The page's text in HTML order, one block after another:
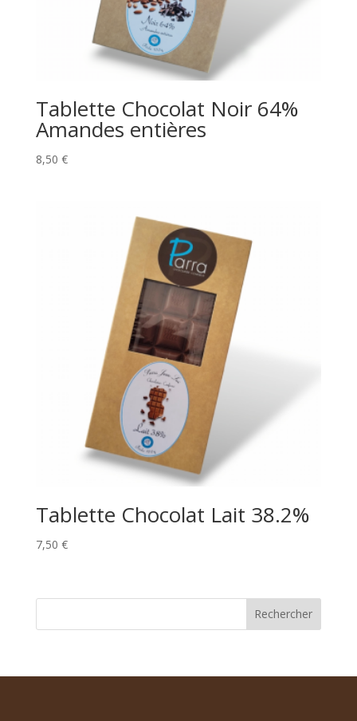
Tablette Chocolat Noir 64%
Amandes entières
8,50 €
Tablette Chocolat Lait 38.2%
7,50 €
Rechercher